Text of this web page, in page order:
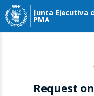
Junta Ejecutiva
PMA
Request